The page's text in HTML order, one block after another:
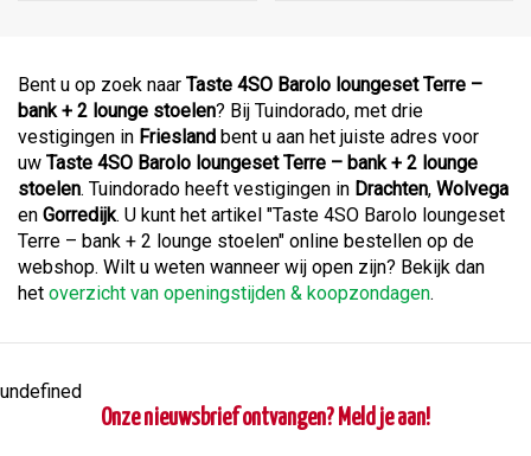
Bent u op zoek naar Taste 4SO Barolo loungeset Terre –
bank + 2 lounge stoelen? Bij Tuindorado, met drie
vestigingen in Friesland bent u aan het juiste adres voor
uw Taste 4SO Barolo loungeset Terre – bank + 2 lounge
stoelen. Tuindorado heeft vestigingen in Drachten, Wolvega
en Gorredijk. U kunt het artikel "Taste 4SO Barolo loungeset
Terre – bank + 2 lounge stoelen" online bestellen op de
webshop. Wilt u weten wanneer wij open zijn? Bekijk dan
het overzicht van openingstijden & koopzondagen.
undefined
Onze nieuwsbrief ontvangen? Meld je aan!